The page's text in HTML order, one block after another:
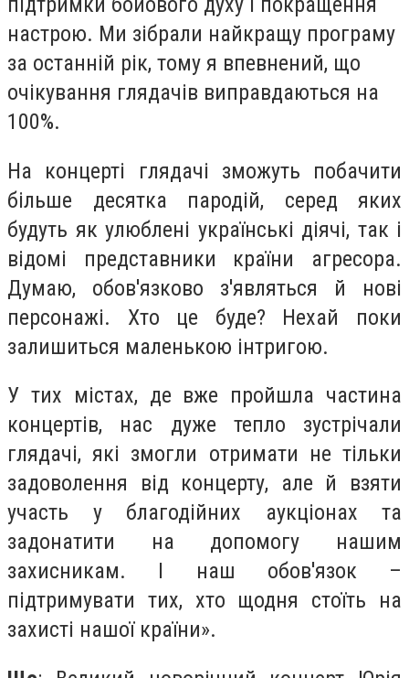
настрою. Ми зібрали найкращу програму
за останній рік, тому я впевнений, що
очікування глядачів виправдаються на
100%.
На концерті глядачі зможуть побачити
більше десятка пародій, серед яких
будуть як улюблені українські діячі, так і
відомі представники країни агресора.
Думаю, обов'язково з'являться й нові
персонажі. Хто це буде? Нехай поки
залишиться маленькою інтригою.
У тих містах, де вже пройшла частина
концертів, нас дуже тепло зустрічали
глядачі, які змогли отримати не тільки
задоволення від концерту, але й взяти
участь у благодійних аукціонах та
задонатити на допомогу нашим
захисникам. І наш обов'язок –
підтримувати тих, хто щодня стоїть на
захисті нашої країни».